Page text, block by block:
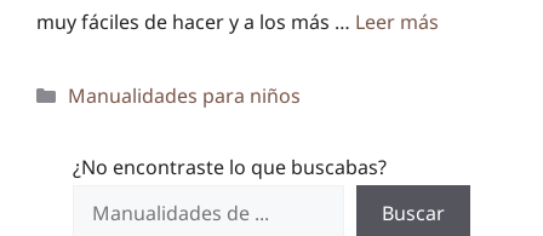
muy fáciles de hacer y a los más … Leer más
Categorías
Manualidades para niños
¿No encontraste lo que buscabas?
Buscar